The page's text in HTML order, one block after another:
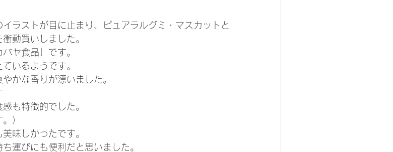
ラストが目に止まり、ピュアラルグミ・マスカットと
動買いしました。
ヤ食品」です。
いるようです。
かな香りが漂いました。
も特徴的でした。
）
味しかったです。
運びにも便利だと思いました。